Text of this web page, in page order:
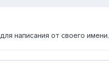
для написания от своего имени.